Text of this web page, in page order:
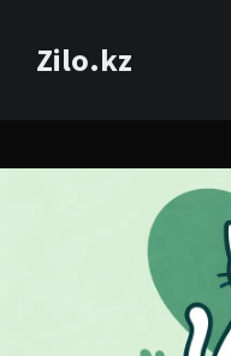
Zilo.kz